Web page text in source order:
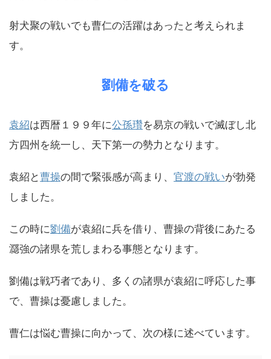
射犬聚の戦いでも曹仁の活躍はあったと考えられま
す。
劉備を破る
袁紹は西暦１９９年に公孫瓚を易京の戦いで滅ぼし北
方四州を統一し、天下第一の勢力となります。
袁紹と曹操の間で緊張感が高まり、 官渡の戦いが勃発
しました。
この時に劉備が袁紹に兵を借り、曹操の背後にあたる
㶏強の諸県を荒しまわる事態となります。
劉備は戦巧者であり、多くの諸県が袁紹に呼応した事
で、曹操は憂慮しました。
曹仁は悩む曹操に向かって、次の様に述べています。